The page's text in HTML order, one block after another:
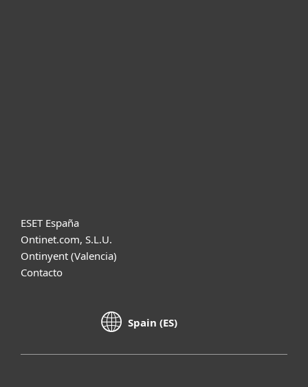
ESET España
Ontinet.com, S.L.U.
Ontinyent (Valencia)
Contacto
Spain (ES)